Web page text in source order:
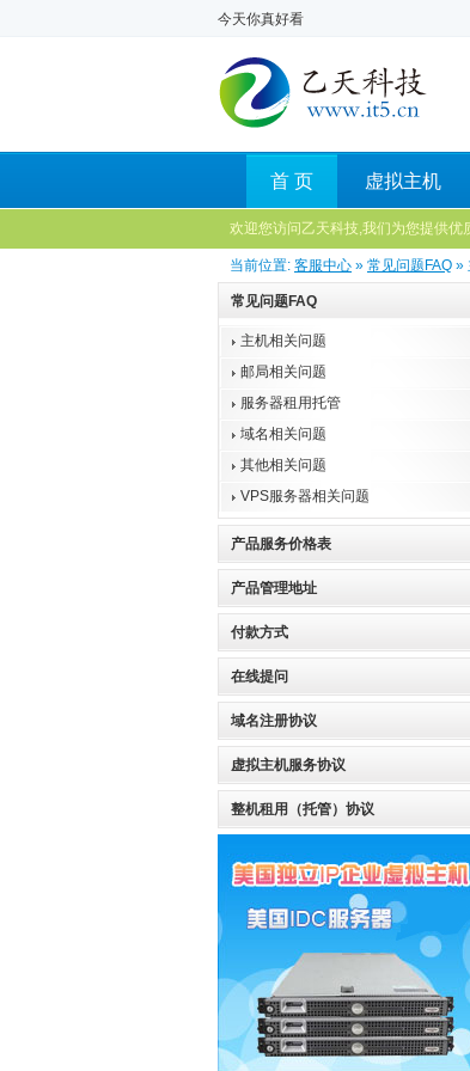
今天你真好看
首 页 虚拟主机
欢迎您访问乙天科技,我们为您提供优
当前位置: 客服中心 » 常见问题FAQ »
常见问题FAQ
主机相关问题
邮局相关问题
服务器租用托管
域名相关问题
其他相关问题
VPS服务器相关问题
产品服务价格表
产品管理地址
付款方式
在线提问
域名注册协议
虚拟主机服务协议
整机租用（托管）协议